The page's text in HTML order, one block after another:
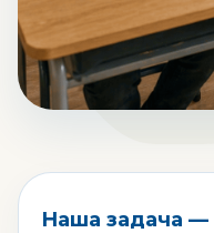
Наша задача —